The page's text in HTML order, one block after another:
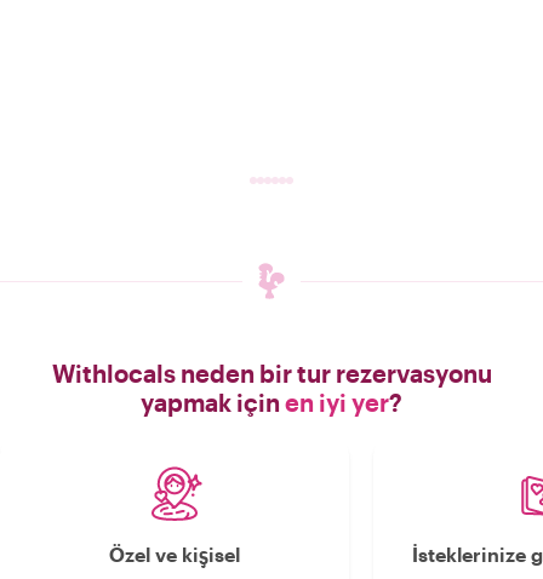
Withlocals neden bir tur rezervasyonu
yapmak için en iyi yer?
Özel ve kişisel İsteklerinize